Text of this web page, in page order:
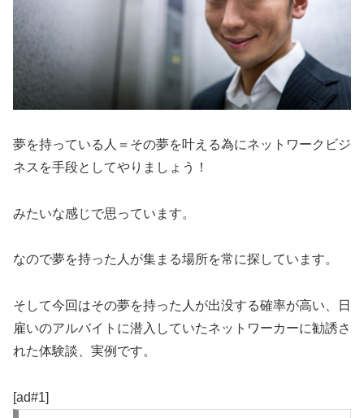
夢を持っている人＝その夢を叶える為にネットワークビジ
ネスを手段としてやりましょう！
みたいな感じで思っています。
なので夢を持った人が集まる場所を常に探しています。
そして今回はその夢を持った人が出没する確率が高い、日
雇いのアルバイトに潜入していたネットワーカーに勧誘さ
れた体験談、実例です。
[ad#1]